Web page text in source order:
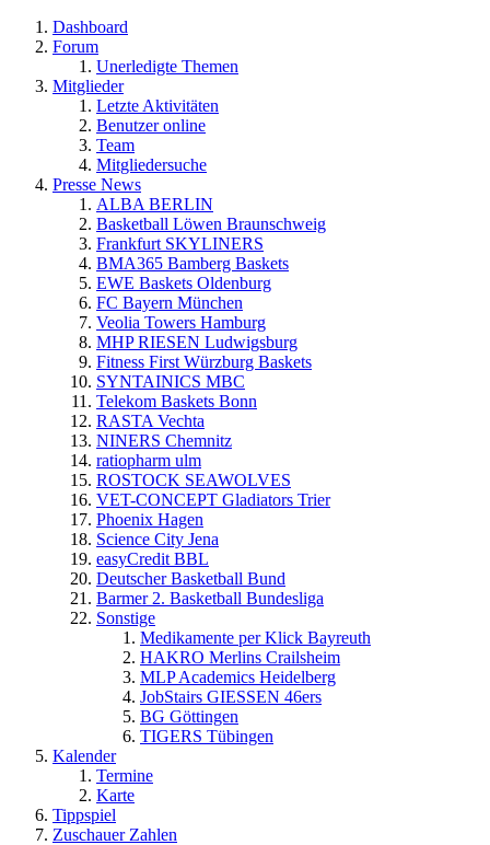
Dashboard
Forum
Unerledigte Themen
Mitglieder
Letzte Aktivitäten
Benutzer online
Team
Mitgliedersuche
Presse News
ALBA BERLIN
Basketball Löwen Braunschweig
Frankfurt SKYLINERS
BMA365 Bamberg Baskets
EWE Baskets Oldenburg
FC Bayern München
Veolia Towers Hamburg
MHP RIESEN Ludwigsburg
Fitness First Würzburg Baskets
SYNTAINICS MBC
Telekom Baskets Bonn
RASTA Vechta
NINERS Chemnitz
ratiopharm ulm
ROSTOCK SEAWOLVES
VET-CONCEPT Gladiators Trier
Phoenix Hagen
Science City Jena
easyCredit BBL
Deutscher Basketball Bund
Barmer 2. Basketball Bundesliga
Sonstige
Medikamente per Klick Bayreuth
HAKRO Merlins Crailsheim
MLP Academics Heidelberg
JobStairs GIESSEN 46ers
BG Göttingen
TIGERS Tübingen
Kalender
Termine
Karte
Tippspiel
Zuschauer Zahlen